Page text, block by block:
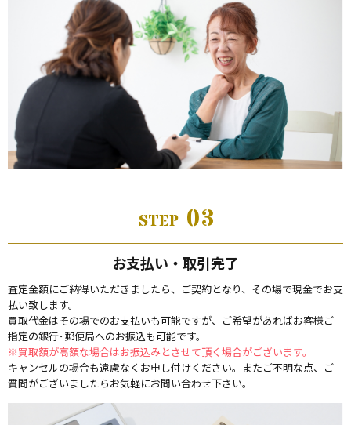
STEP 03
お支払い・取引完了
査定金額にご納得いただきましたら、ご契約となり、その場で現金でお支
払い致します。
買取代金はその場でのお支払いも可能ですが、ご希望があればお客様ご
指定の銀行･郵便局へのお振込も可能です。
※買取額が高額な場合はお振込みとさせて頂く場合がございます。
キャンセルの場合も遠慮なくお申し付けください。またご不明な点、ご
質問がございましたらお気軽にお問い合わせ下さい。